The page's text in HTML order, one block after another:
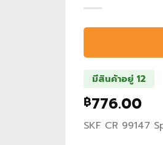
มีสินค้าอยู่ 12
฿776.00
SKF CR 99147